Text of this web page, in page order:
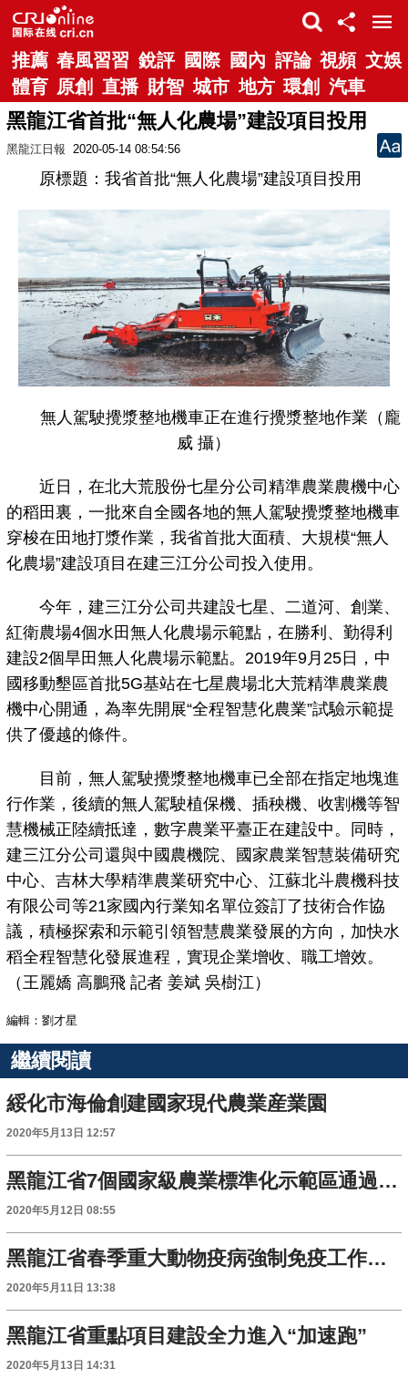
推薦 春風習習 銳評 國際 國內 評論 視頻 文娛
體育 原創 直播 財智 城市 地方 環創 汽車
黑龍江省首批“無人化農場”建設項目投用
黑龍江日報 2020-05-14 08:54:56
原標題：我省首批“無人化農場”建設項目投用
無人駕駛攪漿整地機車正在進行攪漿整地作業（龐
威 攝）
近日，在北大荒股份七星分公司精準農業農機中心
的稻田裏，一批來自全國各地的無人駕駛攪漿整地機車
穿梭在田地打漿作業，我省首批大面積、大規模“無人
化農場”建設項目在建三江分公司投入使用。
今年，建三江分公司共建設七星、二道河、創業、
紅衛農場4個水田無人化農場示範點，在勝利、勤得利
建設2個旱田無人化農場示範點。2019年9月25日，中
國移動墾區首批5G基站在七星農場北大荒精準農業農
機中心開通，為率先開展“全程智慧化農業”試驗示範提
供了優越的條件。
目前，無人駕駛攪漿整地機車已全部在指定地塊進
行作業，後續的無人駕駛植保機、插秧機、收割機等智
慧機械正陸續抵達，數字農業平臺正在建設中。同時，
建三江分公司還與中國農機院、國家農業智慧裝備研究
中心、吉林大學精準農業研究中心、江蘇北斗農機科技
有限公司等21家國內行業知名單位簽訂了技術合作協
議，積極探索和示範引領智慧農業發展的方向，加快水
稻全程智慧化發展進程，實現企業增收、職工增效。
（王麗嬌 高鵬飛 記者 姜斌 吳樹江）
編輯：劉才星
繼續閱讀
綏化市海倫創建國家現代農業産業園
2020年5月13日 12:57
黑龍江省7個國家級農業標準化示範區通過驗收
2020年5月12日 08:55
黑龍江省春季重大動物疫病強制免疫工作順利完成
2020年5月11日 13:38
黑龍江省重點項目建設全力進入“加速跑”
2020年5月13日 14:31